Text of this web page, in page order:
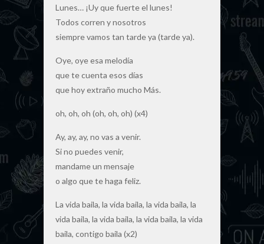
Lunes… ¡Uy que fuerte el lunes!
Todos corren y nosotros
siempre vamos tan tarde ya (tarde ya).
Oye, oye esa melodía
que te cuenta esos días
que hoy extraño mucho Más.
oh, oh, oh (oh, oh, oh) (x4)
Ay, ay, ay, no vas a venir.
Si no puedes venir,
mandame un mensaje
o algo que te haga feliz.
La vida baila, la vida baila, la vida baila, la
vida baila, la vida baila, la vida baila, la vida
baila, contigo baila (x2)